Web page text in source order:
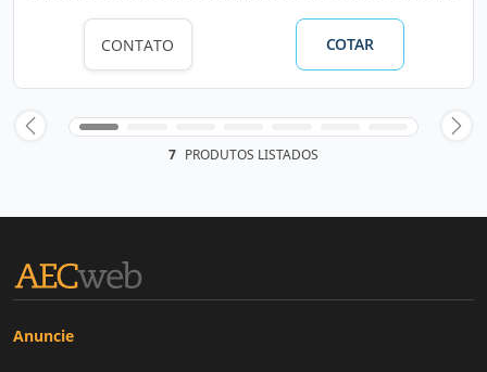
CONTATO COTAR
7 PRODUTOS LISTADOS
Anuncie